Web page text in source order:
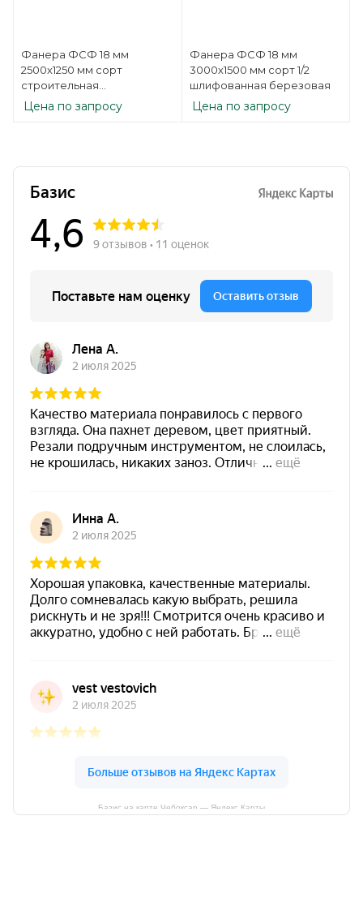
Фанера ФСФ 18 мм
2500х1250 мм сорт
строительная
нешлифованная
березовая
Цена по запросу
Фанера ФСФ 18 мм
3000х1500 мм сорт 1/2
шлифованная березовая
Цена по запросу
Базис на карте Чебоксар — Яндекс Карты